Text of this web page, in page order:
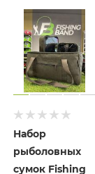
Набор
рыболовных
сумок Fishing